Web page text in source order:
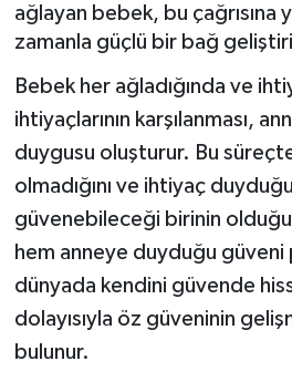
ağlayan bebek, bu çağrısına
zamanla güçlü bir bağ
Bebek her ağladığında ve
ihtiyaçlarının karşılanması,
duygusu oluşturur. Bu
olmadığını ve ihtiyaç
güvenebileceği birinin
hem anneye duyduğu
dünyada kendini güvende
dolayısıyla öz güveninin
bulunur.